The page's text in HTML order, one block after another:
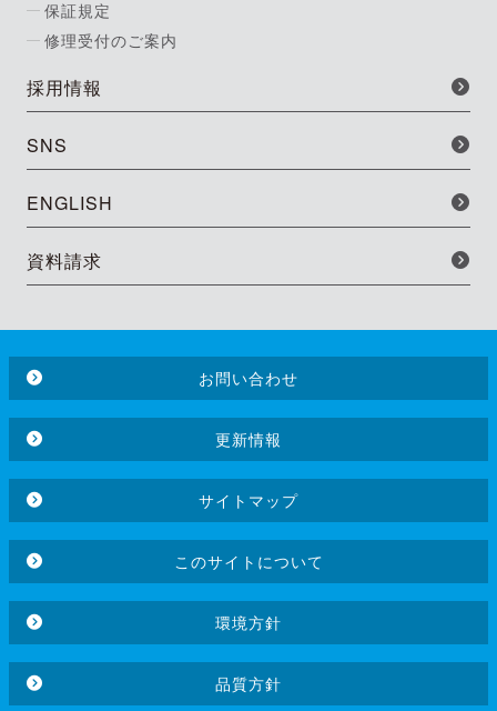
保証規定
修理受付のご案内
採用情報
SNS
ENGLISH
資料請求
お問い合わせ
更新情報
サイトマップ
このサイトについて
環境方針
品質方針